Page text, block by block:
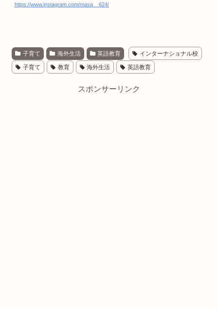
https://www.instagram.com/masa__624/
子育て 海外生活 英語教育 インターナショナル校
子育て 教育 海外生活 英語教育
スポンサーリンク